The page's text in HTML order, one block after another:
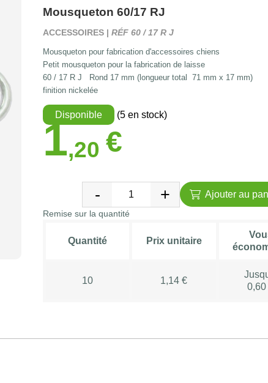
Mousqueton 60/17 RJ
ACCESSOIRES | RÉF 60 / 17 R J
Mousqueton pour fabrication d'accessoires chiens
Petit mousqueton pour la fabrication de laisse
60 / 17 R J Rond 17 mm (longueur total 71 mm x 17 mm)
finition nickelée
Disponible (5 en stock)
1,20 €
Ajouter au
Remise sur la quantité
Quantité Prix unitaire
10 1,14 €
0,60